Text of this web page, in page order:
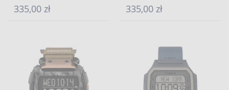
335,00 zł 335,00 zł